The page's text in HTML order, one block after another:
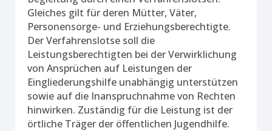
Gleiches gilt für deren Mütter, Väter,
Personensorge- und Erziehungsberechtigte.
Der Verfahrenslotse soll die
Leistungsberechtigten bei der Verwirklichung
von Ansprüchen auf Leistungen der
Eingliederungshilfe unabhängig unterstützen
sowie auf die Inanspruchnahme von Rechten
hinwirken. Zuständig für die Leistung ist der
örtliche Träger der öffentlichen Jugendhilfe.